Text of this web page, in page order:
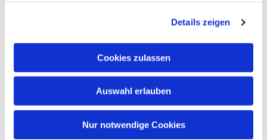
Details zeigen
Cookies zulassen
Auswahl erlauben
Nur notwendige Cookies